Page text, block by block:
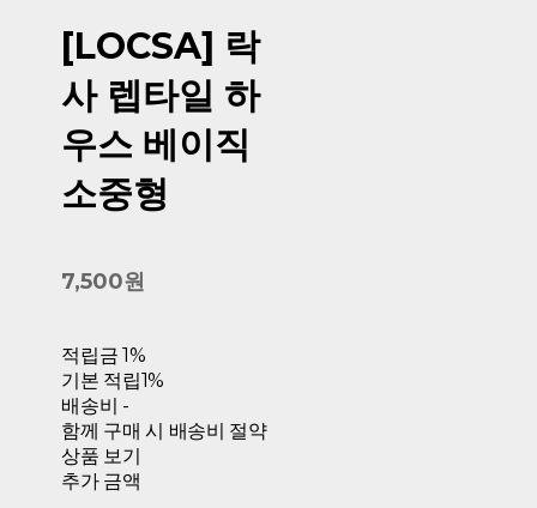
[LOCSA] 락
사 렙타일 하
우스 베이직
소중형
7,500원
적립금 1%
기본 적립1%
배송비 -
함께 구매 시 배송비 절약
상품 보기
추가 금액